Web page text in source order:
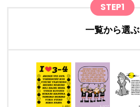
STEP1
一覧から選ぶ